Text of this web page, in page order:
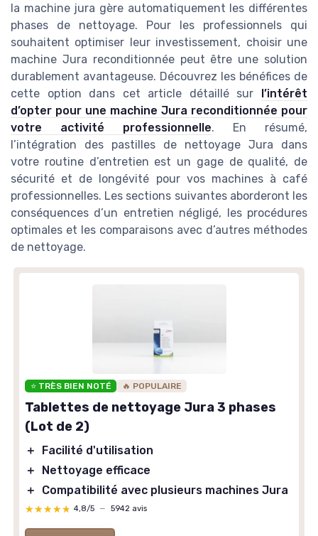
la machine jura gère automatiquement les différentes
phases de nettoyage. Pour les professionnels qui
souhaitent optimiser leur investissement, choisir une
machine Jura reconditionnée peut être une solution
durablement avantageuse. Découvrez les bénéfices de
cette option dans cet article détaillé sur l’intérêt
d’opter pour une machine Jura reconditionnée pour
votre activité professionnelle. En résumé,
l’intégration des pastilles de nettoyage Jura dans
votre routine d’entretien est un gage de qualité, de
sécurité et de longévité pour vos machines à café
professionnelles. Les sections suivantes aborderont les
conséquences d’un entretien négligé, les procédures
optimales et les comparaisons avec d’autres méthodes
de nettoyage.
⭐ TRÈS BIEN NOTÉ 🔥 POPULAIRE
Tablettes de nettoyage Jura 3 phases
(Lot de 2)
＋
Facilité d'utilisation
＋
Nettoyage efficace
＋
Compatibilité avec plusieurs machines Jura
★★★★★
★★★★★ 4,8/5 — 5942 avis